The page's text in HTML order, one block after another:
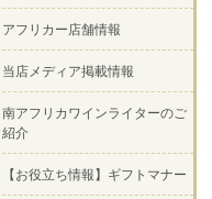
アフリカー店舗情報
当店メディア掲載情報
南アフリカワインライターのご
紹介
【お役立ち情報】ギフトマナー